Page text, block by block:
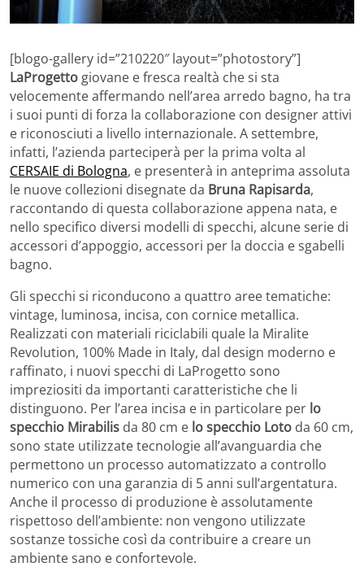
[blogo-gallery id=”210220″ layout=”photostory”]
LaProgetto giovane e fresca realtà che si sta
velocemente affermando nell’area arredo bagno, ha tra
i suoi punti di forza la collaborazione con designer attivi
e riconosciuti a livello internazionale. A settembre,
infatti, l’azienda parteciperà per la prima volta al
CERSAIE di Bologna, e presenterà in anteprima assoluta
le nuove collezioni disegnate da Bruna Rapisarda,
raccontando di questa collaborazione appena nata, e
nello specifico diversi modelli di specchi, alcune serie di
accessori d’appoggio, accessori per la doccia e sgabelli
bagno.
Gli specchi si riconducono a quattro aree tematiche:
vintage, luminosa, incisa, con cornice metallica.
Realizzati con materiali riciclabili quale la Miralite
Revolution, 100% Made in Italy, dal design moderno e
raffinato, i nuovi specchi di LaProgetto sono
impreziositi da importanti caratteristiche che li
distinguono. Per l’area incisa e in particolare per lo
specchio Mirabilis da 80 cm e lo specchio Loto da 60 cm,
sono state utilizzate tecnologie all’avanguardia che
permettono un processo automatizzato a controllo
numerico con una garanzia di 5 anni sull’argentatura.
Anche il processo di produzione è assolutamente
rispettoso dell’ambiente: non vengono utilizzate
sostanze tossiche così da contribuire a creare un
ambiente sano e confortevole.